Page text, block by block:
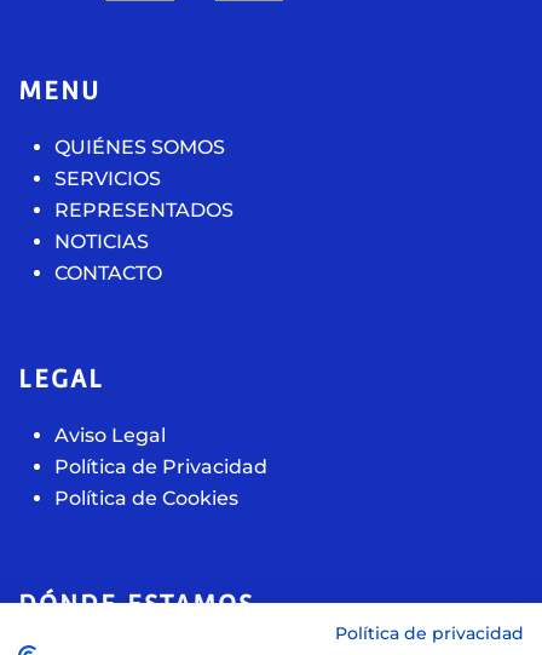
MENU
QUIÉNES SOMOS
SERVICIOS
REPRESENTADOS
NOTICIAS
CONTACTO
LEGAL
Aviso Legal
Política de Privacidad
Política de Cookies
DÓNDE ESTAMOS
Política de privacidad